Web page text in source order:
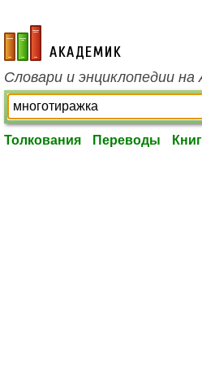
academic.ru
Словари и энциклопедии на
Толкования Переводы